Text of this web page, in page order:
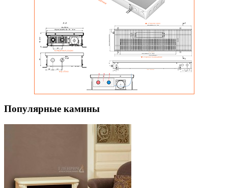
Популярные камины